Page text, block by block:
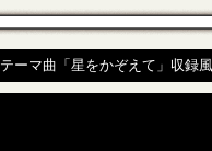
テーマ曲「星をかぞえて」収録